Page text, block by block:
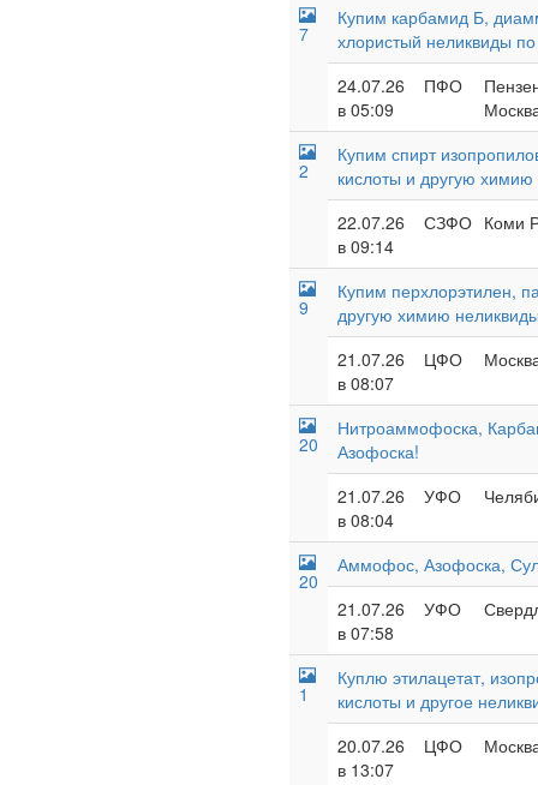
7
Купим карбамид Б,
хлористый неликвиды
24.07.26
в 05:09
ПФО
2
Купим спирт
кислоты и другую
22.07.26
в 09:14
СЗФО Коми
9
Купим перхлорэтилен,
другую химию
21.07.26
в 08:07
ЦФО
20
Нитроаммофоска,
Азофоска!
21.07.26
в 08:04
УФО
20
Аммофос, Азофоска,
21.07.26
в 07:58
УФО
1
Куплю этилацетат,
кислоты и другое
20.07.26
в 13:07
ЦФО